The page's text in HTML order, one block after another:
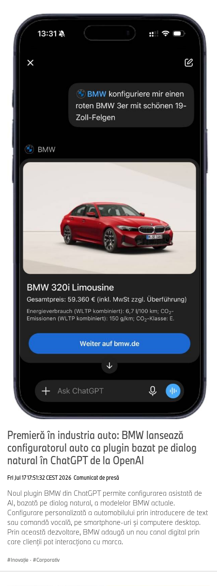
Premieră în industria auto: BMW lansează
configuratorul auto ca plugin bazat pe dialog
natural în ChatGPT de la OpenAI
Fri Jul 17 17:51:32 CEST 2026 Comunicat de presă
Noul plugin BMW din ChatGPT permite configurarea asistată de
AI, bazată pe dialog natural, a modelelor BMW actuale.
Configurare personalizată a automobilului prin introducere de text
sau comandă vocală, pe smartphone-uri și computere desktop.
Prin această dezvoltare, BMW adaugă un nou canal digital prin
care clienţii pot interacționa cu marca.
Inovaţie · Corporativ